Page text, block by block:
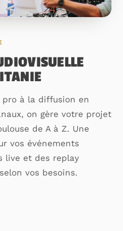
à la diffusion en
on gère votre projet
de A à Z. Une
vos événements
live et des replay
vos besoins.